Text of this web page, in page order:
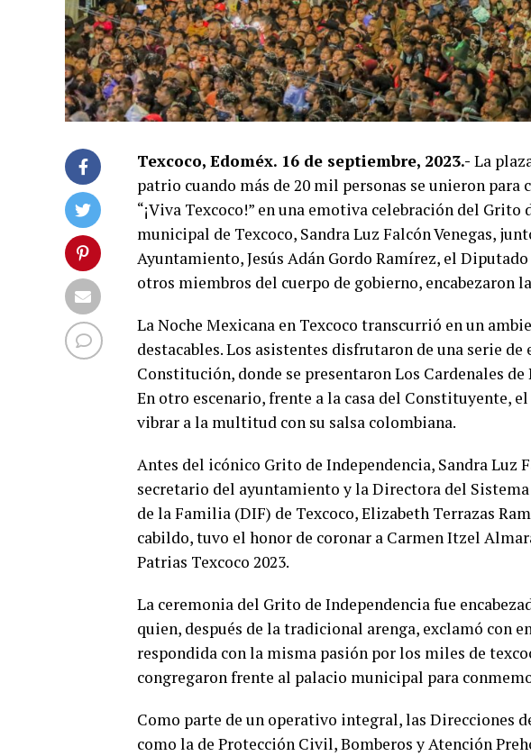
Texcoco, Edoméx. 16 de septiembre, 2023.- La
patrio cuando más de 20 mil personas se unieron para
“¡Viva Texcoco!” en una emotiva celebración del Grito
municipal de Texcoco, Sandra Luz Falcón Venegas,
Ayuntamiento, Jesús Adán Gordo Ramírez, el
otros miembros del cuerpo de gobierno, encabezaron
La Noche Mexicana en Texcoco transcurrió en un
destacables. Los asistentes disfrutaron de una serie
Constitución, donde se presentaron Los Cardenales
En otro escenario, frente a la casa del Constituyente,
vibrar a la multitud con su salsa colombiana.
Antes del icónico Grito de Independencia, Sandra Luz
secretario del ayuntamiento y la Directora del
de la Familia (DIF) de Texcoco, Elizabeth Terrazas
cabildo, tuvo el honor de coronar a Carmen Itzel
Patrias Texcoco 2023.
La ceremonia del Grito de Independencia fue
quien, después de la tradicional arenga, exclamó con
respondida con la misma pasión por los miles de
congregaron frente al palacio municipal para
Como parte de un operativo integral, las Direcciones
como la de Protección Civil, Bomberos y Atención